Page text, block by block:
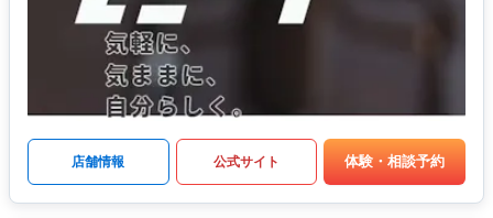
店舗情報 公式サイト 体験・相談予約